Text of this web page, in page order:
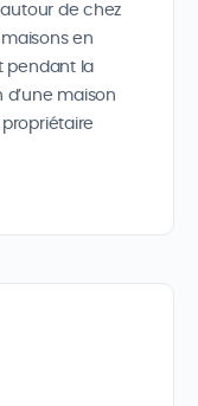
de chez
maisons en
pendant la
maison